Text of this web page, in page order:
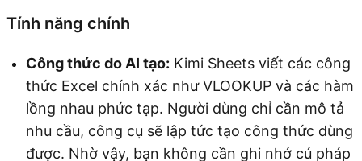
Tính năng chính
Công thức do AI tạo: Kimi Sheets viết các công
thức Excel chính xác như VLOOKUP và các hàm
lồng nhau phức tạp. Người dùng chỉ cần mô tả
nhu cầu, công cụ sẽ lập tức tạo công thức dùng
được. Nhờ vậy, bạn không cần ghi nhớ cú pháp